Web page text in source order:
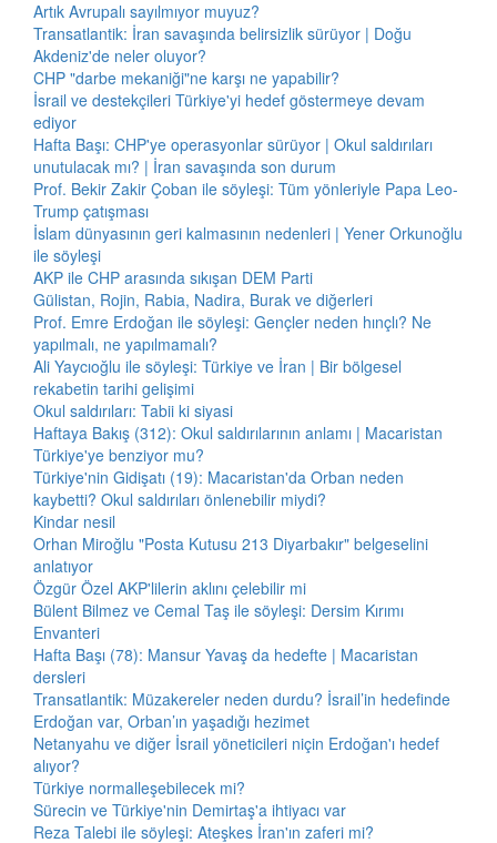
Artık Avrupalı sayılmıyor muyuz?
Transatlantik: İran savaşında belirsizlik sürüyor | Doğu
Akdeniz'de neler oluyor?
CHP "darbe mekaniği"ne karşı ne yapabilir?
İsrail ve destekçileri Türkiye'yi hedef göstermeye devam
ediyor
Hafta Başı: CHP'ye operasyonlar sürüyor | Okul saldırıları
unutulacak mı? | İran savaşında son durum
Prof. Bekir Zakir Çoban ile söyleşi: Tüm yönleriyle Papa Leo-
Trump çatışması
İslam dünyasının geri kalmasının nedenleri | Yener Orkunoğlu
ile söyleşi
AKP ile CHP arasında sıkışan DEM Parti
Gülistan, Rojin, Rabia, Nadira, Burak ve diğerleri
Prof. Emre Erdoğan ile söyleşi: Gençler neden hınçlı? Ne
yapılmalı, ne yapılmamalı?
Ali Yaycıoğlu ile söyleşi: Türkiye ve İran | Bir bölgesel
rekabetin tarihi gelişimi
Okul saldırıları: Tabii ki siyasi
Haftaya Bakış (312): Okul saldırılarının anlamı | Macaristan
Türkiye'ye benziyor mu?
Türkiye'nin Gidişatı (19): Macaristan'da Orban neden
kaybetti? Okul saldırıları önlenebilir miydi?
Kindar nesil
Orhan Miroğlu "Posta Kutusu 213 Diyarbakır" belgeselini
anlatıyor
Özgür Özel AKP'lilerin aklını çelebilir mi
Bülent Bilmez ve Cemal Taş ile söyleşi: Dersim Kırımı
Envanteri
Hafta Başı (78): Mansur Yavaş da hedefte | Macaristan
dersleri
Transatlantik: Müzakereler neden durdu? İsrail’in hedefinde
Erdoğan var, Orban’ın yaşadığı hezimet
Netanyahu ve diğer İsrail yöneticileri niçin Erdoğan'ı hedef
alıyor?
Türkiye normalleşebilecek mi?
Sürecin ve Türkiye'nin Demirtaş'a ihtiyacı var
Reza Talebi ile söyleşi: Ateşkes İran'ın zaferi mi?